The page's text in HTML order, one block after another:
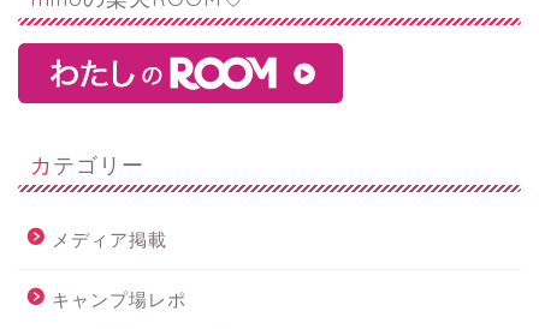
カテゴリー
メディア掲載
キャンプ場レポ